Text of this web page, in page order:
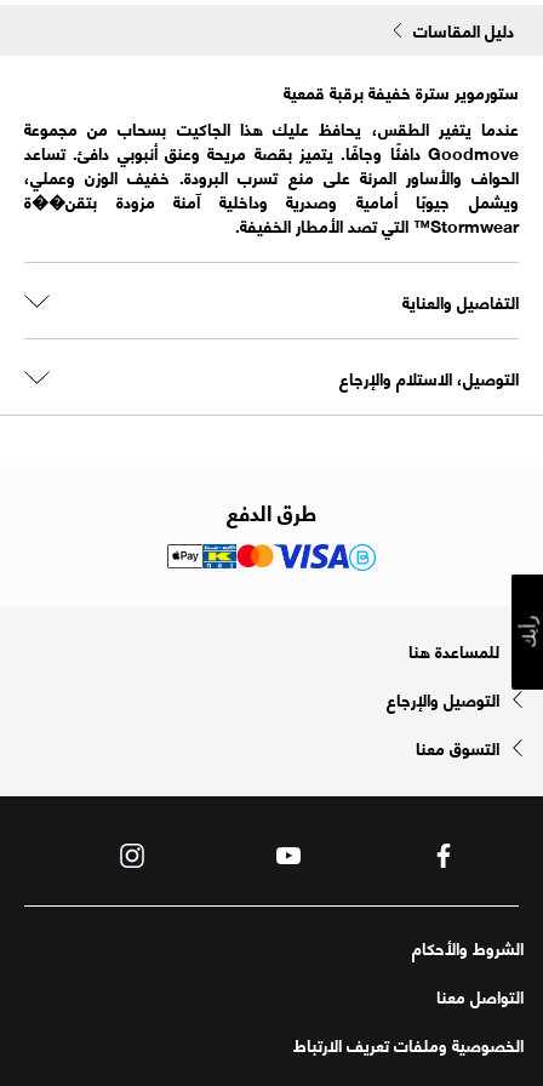
دليل المقاسات
ستورموير سترة خفيفة برقبة قمعية
عندما يتغير الطقس، يحافظ عليك هذا الجاكيت بسحاب من مجموعة
Goodmove دافئًا وجافًا. يتميز بقصة مريحة وعنق أنبوبي دافئ. تساعد
الحواف والأساور المرنة على منع تسرب البرودة. خفيف الوزن وعملي،
ويشمل جيوبًا أمامية وصدرية وداخلية آمنة مزودة بتقن��ة
Stormwear™ التي تصد الأمطار الخفيفة.
التفاصيل والعناية
التوصيل، الاستلام والإرجاع
طرق الدفع
للمساعدة هنا
التوصيل والإرجاع
التسوق معنا
الشروط والأحكام
التواصل معنا
الخصوصية وملفات تعريف الارتباط
رأيك